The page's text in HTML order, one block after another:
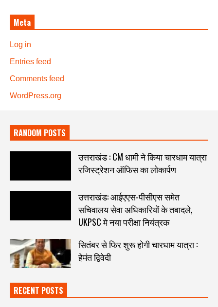
Meta
Log in
Entries feed
Comments feed
WordPress.org
RANDOM POSTS
उत्तराखंड : CM धामी ने किया चारधाम यात्रा
रजिस्ट्रेशन ऑफिस का लोकार्पण
उत्तराखंड: आईएएस-पीसीएस समेत
सचिवालय सेवा अधिकारियों के तबादले,
UKPSC मे नया परीक्षा नियंत्रक
सितंबर से फिर शुरू होगी चारधाम यात्रा :
हेमंत द्विवेदी
RECENT POSTS